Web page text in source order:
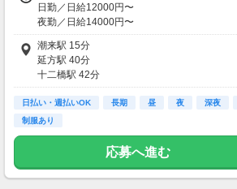
日勤／日給12000円〜
夜勤／日給14000円〜
※交通費全額支給
▽交通誘導警備業務2級をお持ちの方
日勤／日給12500円〜13500円
＜サンエス警備保障特別給付金＞
交通誘導2級または指導教育責任者の資格をお
持ちの方には100000円支給！
※30勤務で30000円、更に30勤務で70000円
※規定あり
潮来駅 15分
延方駅 40分
十二橋駅 42分
香取駅 73分
鹿島神宮駅 85分
日払い・週払いOK 長期 昼 夜 深夜
制服あり
応募へ進む